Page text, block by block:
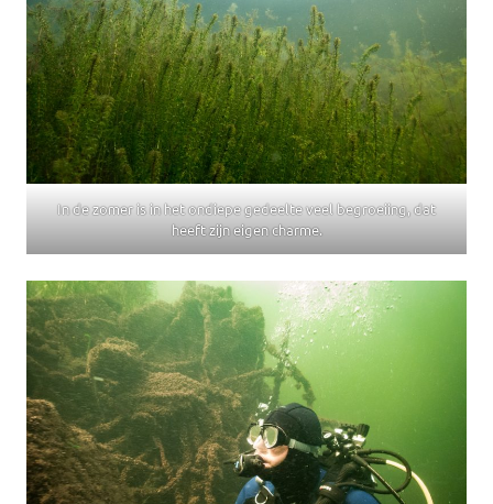
In de zomer is in het ondiepe gedeelte veel begroeiing, dat
heeft zijn eigen charme.